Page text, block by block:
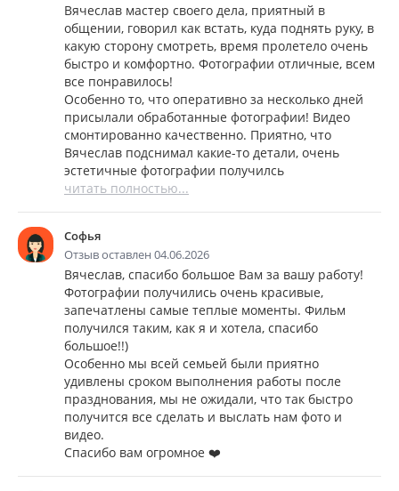
Вячеслав мастер своего дела, приятный в
общении, говорил как встать, куда поднять руку, в
какую сторону смотреть, время пролетело очень
быстро и комфортно. Фотографии отличные, всем
все понравилось!
Особенно то, что оперативно за несколько дней
присылали обработанные фотографии! Видео
смонтированно качественно. Приятно, что
Вячеслав подснимал какие-то детали, очень
эстетичные фотографии получилсь
читать полностью...
Софья
Отзыв оставлен 04.06.2026
Вячеслав, спасибо большое Вам за вашу работу!
Фотографии получились очень красивые,
запечатлены самые теплые моменты. Фильм
получился таким, как я и хотела, спасибо
большое!!)
Особенно мы всей семьей были приятно
удивлены сроком выполнения работы после
празднования, мы не ожидали, что так быстро
получится все сделать и выслать нам фото и
видео.
Спасибо вам огромное ❤️